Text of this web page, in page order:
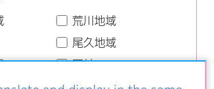
荒川地域
尾久地域
区外